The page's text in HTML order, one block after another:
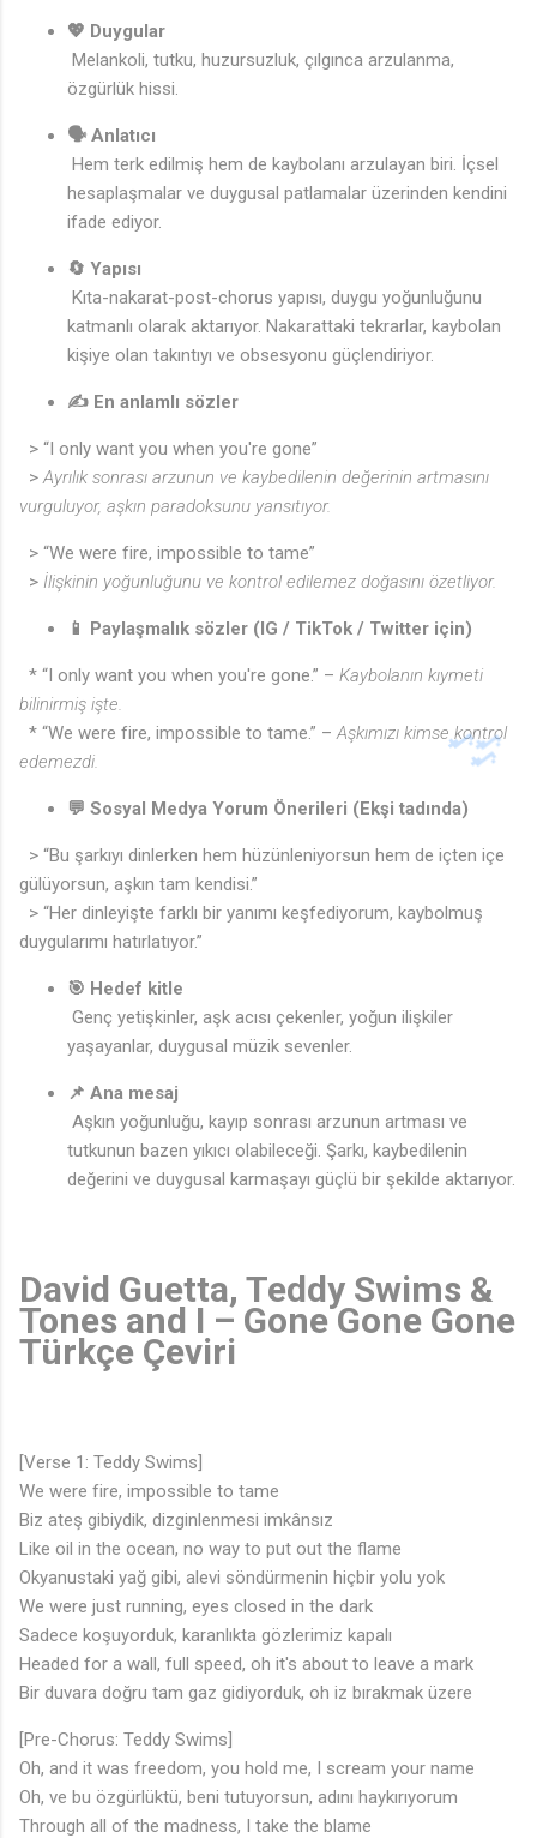
💖 Duygular
Melankoli, tutku, huzursuzluk, çılgınca arzulanma,
özgürlük hissi.
🗣️ Anlatıcı
Hem terk edilmiş hem de kaybolanı arzulayan biri. İçsel
hesaplaşmalar ve duygusal patlamalar üzerinden kendini
ifade ediyor.
🔄 Yapısı
Kıta-nakarat-post-chorus yapısı, duygu yoğunluğunu
katmanlı olarak aktarıyor. Nakarattaki tekrarlar, kaybolan
kişiye olan takıntıyı ve obsesyonu güçlendiriyor.
✍️ En anlamlı sözler
> “I only want you when you're gone”
>Ayrılık sonrası arzunun ve kaybedilenin değerinin artmasını
vurguluyor, aşkın paradoksunu yansıtıyor.
> “We were fire, impossible to tame”
> İlişkinin yoğunluğunu ve kontrol edilemez doğasını özetliyor.
📱 Paylaşmalık sözler (IG / TikTok / Twitter için)
* “I only want you when you're gone.” – Kaybolanın kıymeti
bilinirmiş işte.
* “We were fire, impossible to tame.” –Aşkımızı kimse kontrol
edemezdi.
💬 Sosyal Medya Yorum Önerileri (Ekşi tadında)
> “Bu şarkıyı dinlerken hem hüzünleniyorsun hem de içten içe
gülüyorsun, aşkın tam kendisi.”
> “Her dinleyişte farklı bir yanımı keşfediyorum, kaybolmuş
duygularımı hatırlatıyor.”
🎯 Hedef kitle
Genç yetişkinler, aşk acısı çekenler, yoğun ilişkiler
yaşayanlar, duygusal müzik sevenler.
📌 Ana mesaj
Aşkın yoğunluğu, kayıp sonrası arzunun artması ve
tutkunun bazen yıkıcı olabileceği. Şarkı, kaybedilenin
değerini ve duygusal karmaşayı güçlü bir şekilde aktarıyor.
David Guetta, Teddy Swims &
Tones and I – Gone Gone Gone
Türkçe Çeviri
[Verse 1: Teddy Swims]
We were fire, impossible to tame
Biz ateş gibiydik, dizginlenmesi imkânsız
Like oil in the ocean, no way to put out the flame
Okyanustaki yağ gibi, alevi söndürmenin hiçbir yolu yok
We were just running, eyes closed in the dark
Sadece koşuyorduk, karanlıkta gözlerimiz kapalı
Headed for a wall, full speed, oh it's about to leave a mark
Bir duvara doğru tam gaz gidiyorduk, oh iz bırakmak üzere
[Pre-Chorus: Teddy Swims]
Oh, and it was freedom, you hold me, I scream your name
Oh, ve bu özgürlüktü, beni tutuyorsun, adını haykırıyorum
Through all of the madness, I take the blame